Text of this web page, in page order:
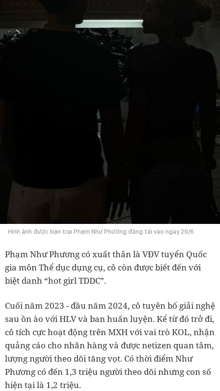
Hình ảnh được bạn trai Phạm Như Phương đăng tải vào ngày 29/6
Phạm Như Phương có xuất thân là VĐV tuyển Quốc
gia môn Thể dục dụng cụ, cô còn được biết đến với
biệt danh “hot girl TDDC”.
Cuối năm 2023 - đầu năm 2024, cô tuyên bố giải nghệ
sau ồn ào với HLV và ban huấn luyện. Kể từ đó trở đi,
cô tích cực hoạt động trên MXH với vai trò KOL, nhận
quảng cáo cho nhãn hàng và được netizen quan tâm,
lượng người theo dõi tăng vọt. Có thời điểm Như
Phương có đến 1,3 triệu người theo dõi nhưng con số
hiện tại là 1,2 triệu.